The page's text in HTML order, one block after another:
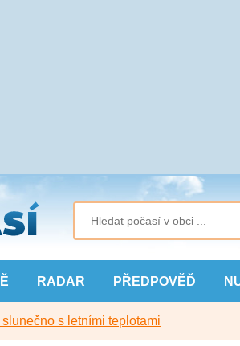
RADAR PŘEDPOVĚĎ
slunečno s letními teplotami